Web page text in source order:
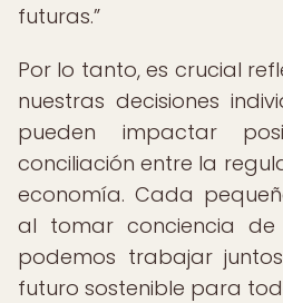
futuras.
Por lo tanto, es crucial
nuestras decisiones
pueden impactar
conciliación entre la
economía. Cada
al tomar conciencia de
podemos trabajar
futuro sostenible para